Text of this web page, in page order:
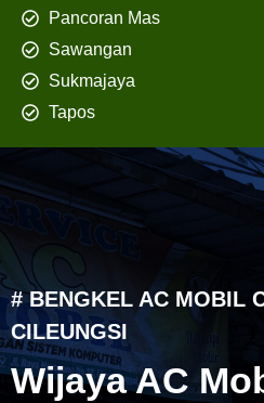
Pancoran Mas
Sawangan
Sukmajaya
Tapos
# BENGKEL AC MOBIL
CILEUNGSI
Wijaya AC